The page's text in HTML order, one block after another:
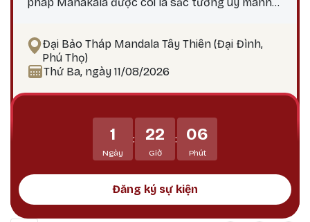
lực, trí tuệ và các công hạnh bi mẫn uy mãnh của
chư Phật. Mahakala là Hộ pháp hàng đầu, uy
mãnh và tràn đầy thần lực, tiêu trừ ác nghiệp,
thoái, tiêu trừ các thế lực gây chướng ngại đối
với Phật pháp và, dẫn dắt các hành giả và bảo vệ
họ tránh khỏi tất cả các vô minh và mê lầm.
Đại Bảo Tháp Mandala Tây Thiên (Đại Đình,
Phú Thọ)
Thứ Ba, ngày 11/08/2026
1
Ngày
: 22
Giờ
: 06
Phút
Đăng ký sự kiện